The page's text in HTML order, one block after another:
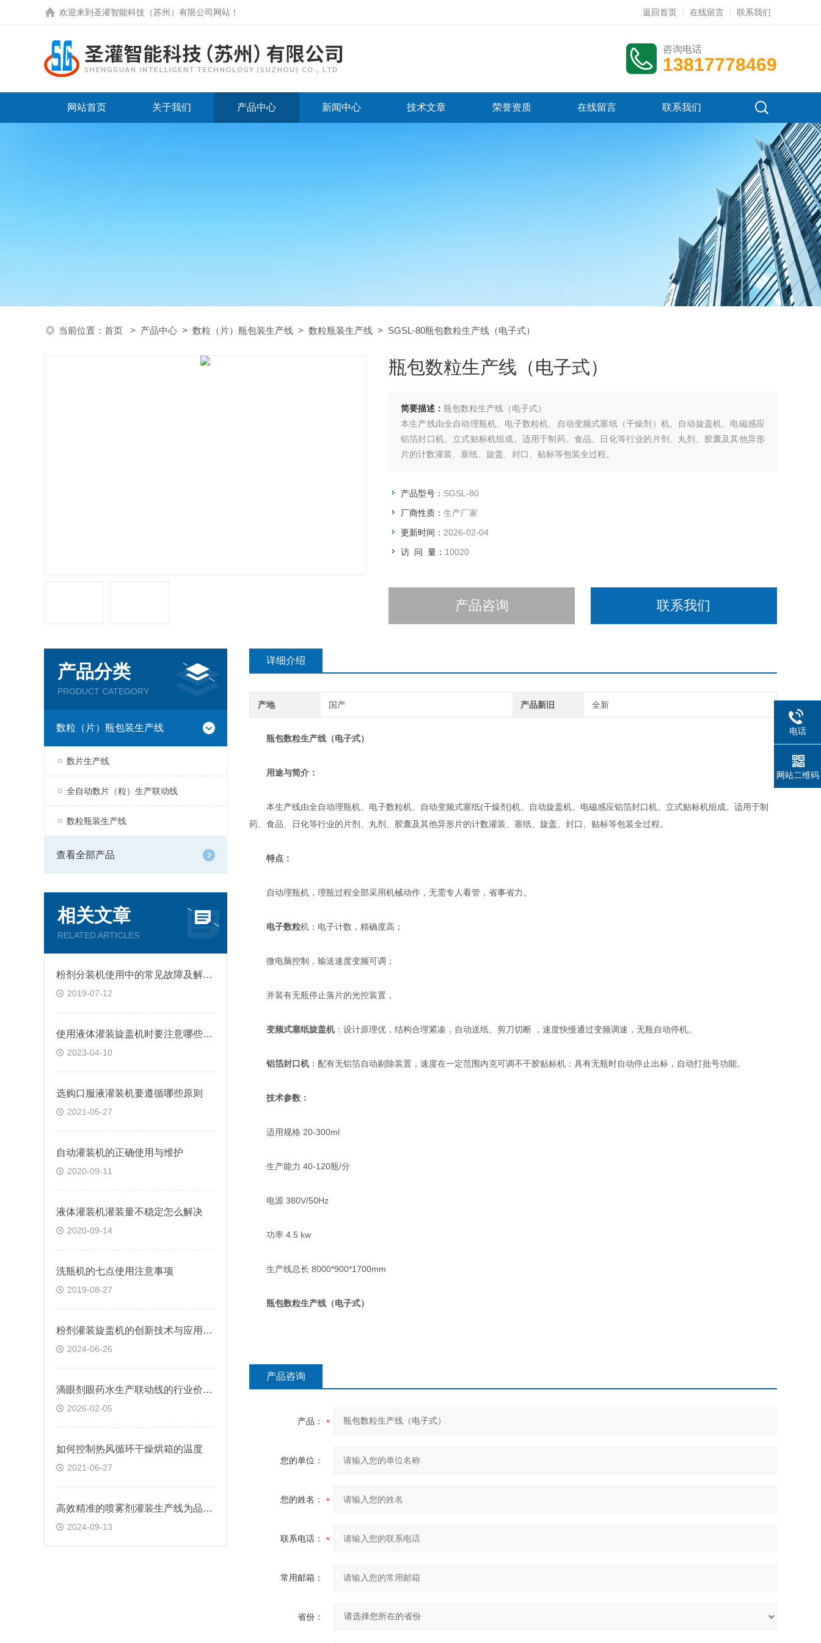
欢迎来到圣灌智能科技（苏州）有限公司网站！ 返回首页 在线留言 联系我们
咨询电话
13817778469
网站首页 关于我们 产品中心 新闻中心 技术文章 荣誉资质 在线留言 联系我们
当前位置： 首页 > 产品中心 > 数粒（片）瓶包装生产线 > 数粒瓶装生产线 > SGSL-80瓶包数粒生产线（电子式）
瓶包数粒生产线（电子式）
简要描述： 瓶包数粒生产线（电子式）
本生产线由全自动理瓶机、电子数粒机、自动变频式塞纸（干燥剂）机、自动旋盖机、电磁感应
铝箔封口机、立式贴标机组成。适用于制药、食品、日化等行业的片剂、丸剂、胶囊及其他异形
片的计数灌装、塞纸、旋盖、封口、贴标等包装全过程。
产品型号： SGSL-80
厂商性质： 生产厂家
更新时间： 2026-02-04
访 问 量： 10020
产品咨询 联系我们
详细介绍
产地 国产 产品新旧 全新
瓶包数粒生产线（电子式）
用途与简介：
本生产线由全自动理瓶机、电子数粒机、自动变频式塞纸(干燥剂)机、自动旋盖机、电磁感应铝箔封口机、立式贴标机组成。适用于制
药、食品、日化等行业的片剂、丸剂、胶囊及其他异形片的计数灌装、塞纸、旋盖、封口、贴标等包装全过程。
特点：
自动理瓶机，理瓶过程全部采用机械动作，无需专人看管，省事省力。
电子数粒机：电子计数，精确度高；
微电脑控制，输送速度变频可调；
并装有无瓶停止落片的光控装置，
变频式塞纸旋盖机：设计原理优，结构合理紧凑，自动送纸、剪刀切断 ，速度快慢通过变频调速，无瓶自动停机。
铝箔封口机：配有无铝箔自动剔除装置，速度在一定范围内克可调不干胶贴标机：具有无瓶时自动停止出标，自动打批号功能。
技术参数：
适用规格 20-300ml
生产能力 40-120瓶/分
电源 380V/50Hz
功率 4.5 kw
生产线总长 8000*900*1700mm
瓶包数粒生产线（电子式）
产品咨询
产品：
您的单位：
您的姓名：
联系电话：
常用邮箱：
省份：
产品分类
PRODUCT CATEGORY
数粒（片）瓶包装生产线
数片生产线
全自动数片（粒）生产联动线
数粒瓶装生产线
查看全部产品
相关文章
RELATED ARTICLES
粉剂分装机使用中的常见故障及解决方法
2019-07-12
使用液体灌装旋盖机时要注意哪些外部环境
2023-04-10
选购口服液灌装机要遵循哪些原则
2021-05-27
自动灌装机的正确使用与维护
2020-09-11
液体灌装机灌装量不稳定怎么解决
2020-09-14
洗瓶机的七点使用注意事项
2019-08-27
粉剂灌装旋盖机的创新技术与应用前景
2024-06-26
滴眼剂眼药水生产联动线的行业价值与应用
2026-02-05
如何控制热风循环干燥烘箱的温度
2021-06-27
高效精准的喷雾剂灌装生产线为品质与效率而生
2024-09-13
电话
网站二维码